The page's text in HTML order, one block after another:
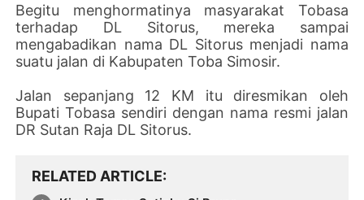
Begitu menghormatinya masyarakat Tobasa
terhadap DL Sitorus, mereka sampai
mengabadikan nama DL Sitorus menjadi nama
suatu jalan di Kabupaten Toba Simosir.
Jalan sepanjang 12 KM itu diresmikan oleh
Bupati Tobasa sendiri dengan nama resmi jalan
DR Sutan Raja DL Sitorus.
RELATED ARTICLE